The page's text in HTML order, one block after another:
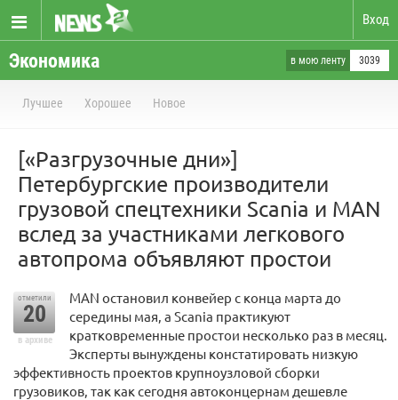
Вход
Экономика в мою ленту 3039
Лучшее Хорошее Новое
[«Разгрузочные дни»]
Петербургские производители
грузовой спецтехники Scania и MAN
вслед за участниками легкового
автопрома объявляют простои
отметили
20
в архиве
MAN остановил конвейер с конца марта до
середины мая, а Scania практикуют
кратковременные простои несколько раз в месяц.
Эксперты вынуждены констатировать низкую
эффективность проектов крупноузловой сборки
грузовиков, так как сегодня автоконцернам дешевле